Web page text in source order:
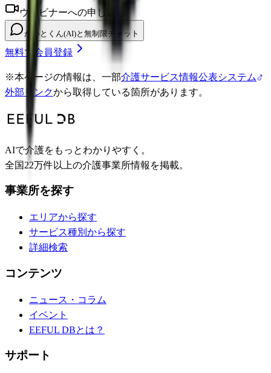
ウェビナーへの申し込み
かいとくん(AI)と無制限チャット
無料で会員登録
※本ページの情報は、一部介護サービス情報公表システム
外部リンクから取得している箇所があります。
AIで介護をもっとわかりやすく。
全国22万件以上の介護事業所情報を掲載。
事業所を探す
エリアから探す
サービス種別から探す
詳細検索
コンテンツ
ニュース・コラム
イベント
EEFUL DBとは？
サポート